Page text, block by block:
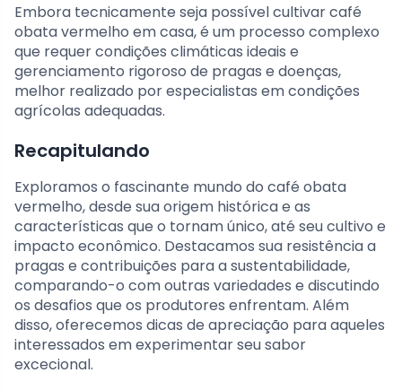
Embora tecnicamente seja possível cultivar café
obata vermelho em casa, é um processo complexo
que requer condições climáticas ideais e
gerenciamento rigoroso de pragas e doenças,
melhor realizado por especialistas em condições
agrícolas adequadas.
Recapitulando
Exploramos o fascinante mundo do café obata
vermelho, desde sua origem histórica e as
características que o tornam único, até seu cultivo e
impacto econômico. Destacamos sua resistência a
pragas e contribuições para a sustentabilidade,
comparando-o com outras variedades e discutindo
os desafios que os produtores enfrentam. Além
disso, oferecemos dicas de apreciação para aqueles
interessados em experimentar seu sabor
excecional.